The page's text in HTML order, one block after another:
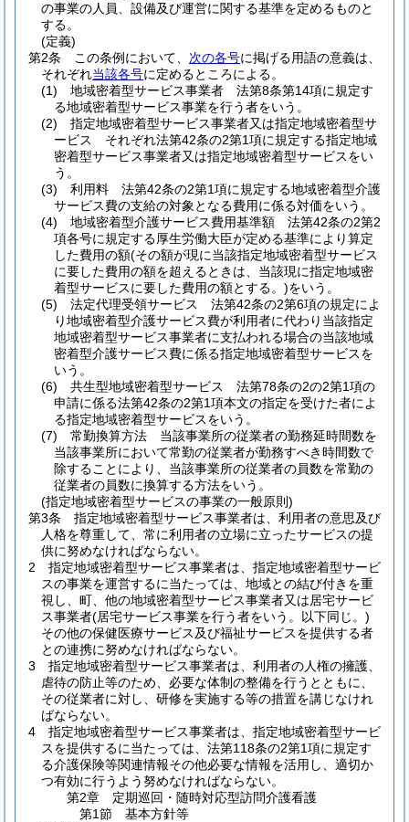
の事業の人員、設備及び運営に関する基準を定めるものと
する。
(定義)
第2条
この条例において、 次の各号に掲げる用語の意義は、
それぞれ当該各号に定めるところによる。
(1)
地域密着型サービス事業者 法第8条第14項に規定す
る地域密着型サービス事業を行う者をいう。
(2)
指定地域密着型サービス事業者又は指定地域密着型サ
ービス それぞれ法第42条の2第1項に規定する指定地域
密着型サービス事業者又は指定地域密着型サービスをい
う。
(3)
利用料 法第42条の2第1項に規定する地域密着型介護
サービス費の支給の対象となる費用に係る対価をいう。
(4)
地域密着型介護サービス費用基準額 法第42条の2第2
項各号に規定する厚生労働大臣が定める基準により算定
した費用の額(その額が現に当該指定地域密着型サービス
に要した費用の額を超えるときは、当該現に指定地域密
着型サービスに要した費用の額とする。)をいう。
(5)
法定代理受領サービス 法第42条の2第6項の規定によ
り地域密着型介護サービス費が利用者に代わり当該指定
地域密着型サービス事業者に支払われる場合の当該地域
密着型介護サービス費に係る指定地域密着型サービスを
いう。
(6)
共生型地域密着型サービス 法第78条の2の2第1項の
申請に係る法第42条の2第1項本文の指定を受けた者によ
る指定地域密着型サービスをいう。
(7)
常勤換算方法 当該事業所の従業者の勤務延時間数を
当該事業所において常勤の従業者が勤務すべき時間数で
除することにより、当該事業所の従業者の員数を常勤の
従業者の員数に換算する方法をいう。
(指定地域密着型サービスの事業の一般原則)
第3条
指定地域密着型サービス事業者は、利用者の意思及び
人格を尊重して、常に利用者の立場に立ったサービスの提
供に努めなければならない。
2
指定地域密着型サービス事業者は、指定地域密着型サービ
スの事業を運営するに当たっては、地域との結び付きを重
視し、町、他の地域密着型サービス事業者又は居宅サービ
ス事業者(居宅サービス事業を行う者をいう。以下同じ。)
その他の保健医療サービス及び福祉サービスを提供する者
との連携に努めなければならない。
3
指定地域密着型サービス事業者は、利用者の人権の擁護、
虐待の防止等のため、必要な体制の整備を行うとともに、
その従業者に対し、研修を実施する等の措置を講じなけれ
ばならない。
4
指定地域密着型サービス事業者は、指定地域密着型サービ
スを提供するに当たっては、法第118条の2第1項に規定す
る介護保険等関連情報その他必要な情報を活用し、適切か
つ有効に行うよう努めなければならない。
第2章
定期巡回・随時対応型訪問介護看護
第1節
基本方針等